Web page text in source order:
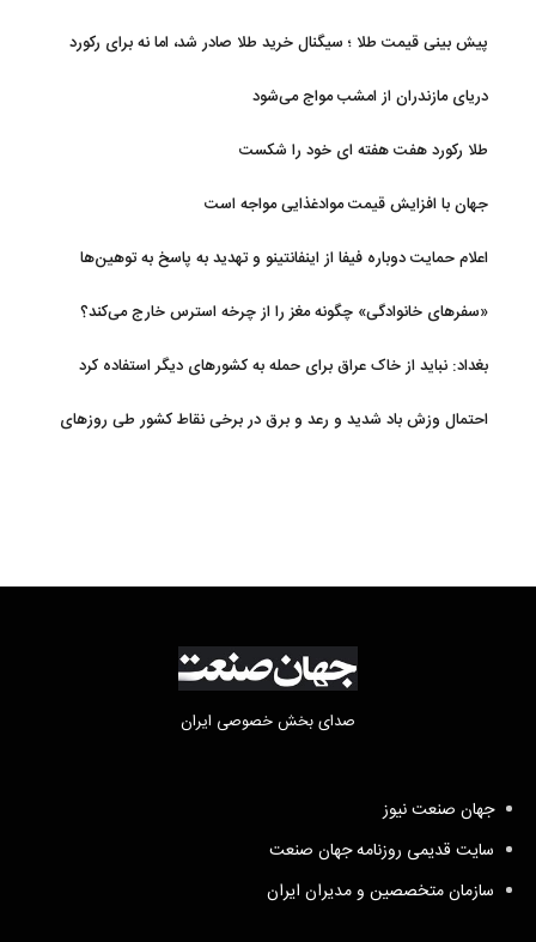
پیش بینی قیمت طلا ؛ سیگنال خرید طلا صادر شد، اما نه برای رکورد
دریای مازندران از امشب مواج می‌شود
طلا رکورد هفت هفته ای خود را شکست
جهان با افزایش قیمت موادغذایی مواجه است
اعلام حمایت دوباره فیفا از اینفانتینو و تهدید به پاسخ به توهین‌ها
«سفرهای خانوادگی» چگونه مغز را از چرخه استرس خارج می‌کند؟
بغداد: نباید از خاک عراق برای حمله به کشورهای دیگر استفاده کرد
احتمال وزش باد شدید و رعد و برق در برخی نقاط کشور طی روزهای
صدای بخش خصوصی ایران
جهان صنعت نیوز
سایت قدیمی روزنامه جهان صنعت
سازمان متخصصین و مدیران ایران